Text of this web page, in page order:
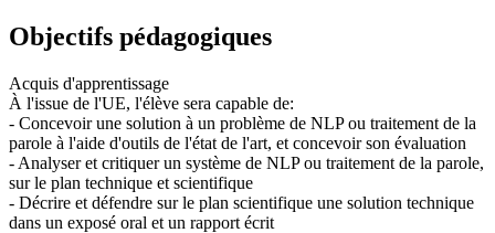
Objectifs pédagogiques
Acquis d'apprentissage
À l'issue de l'UE, l'élève sera capable de:
- Concevoir une solution à un problème de NLP ou traitement de la
parole à l'aide d'outils de l'état de l'art, et concevoir son évaluation
- Analyser et critiquer un système de NLP ou traitement de la parole,
sur le plan technique et scientifique
- Décrire et défendre sur le plan scientifique une solution technique
dans un exposé oral et un rapport écrit